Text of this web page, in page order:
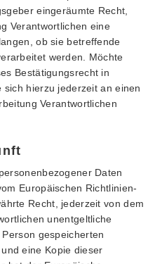
eingeräumte Recht,
Verantwortlichen eine
ob sie betreffende
werden. Möchte
Bestätigungsrecht in
hierzu jederzeit an einen
Verantwortlichen
Daten
Europäischen Richtlinien-
Recht, jederzeit von dem
unentgeltliche
gespeicherten
eine Kopie dieser